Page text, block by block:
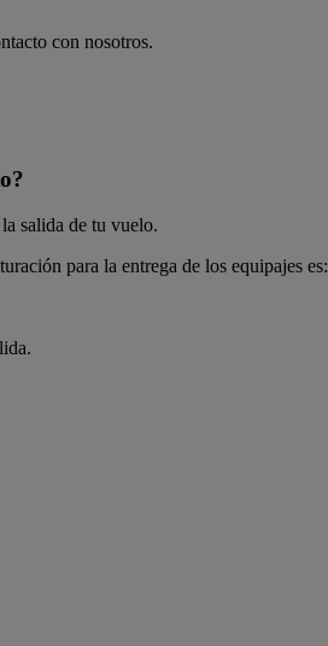
con nosotros.
salida de tu vuelo.
para la entrega de los equipajes es: